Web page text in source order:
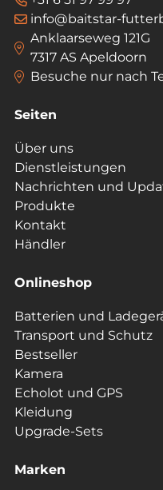
info@baitstar-
Anklaarseweg 121G
7317 AS Apeldoorn
Besuche nur nach
Seiten
Über uns
Dienstleistungen
Nachrichten und
Produkte
Kontakt
Händler
Onlineshop
Batterien und
Transport und Schutz
Bestseller
Kamera
Echolot und GPS
Kleidung
Upgrade-Sets
Marken